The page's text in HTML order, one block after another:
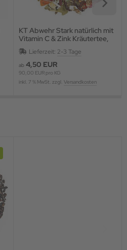
KT Abwehr Stark natürlich mit
Vitamin C & Zink Kräutertee,
aromatisiert
Lieferzeit: 2-3 Tage
ab 4,50 EUR
90,00 EUR pro KG
inkl. 7 % MwSt. zzgl. Versandkosten